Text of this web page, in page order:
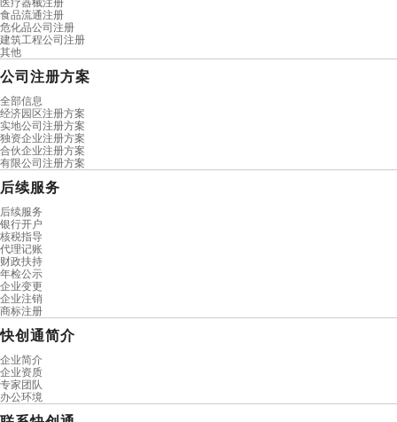
食品流通注册
危化品公司注册
建筑工程公司注册
其他
公司注册方案
全部信息
经济园区注册方案
实地公司注册方案
独资企业注册方案
合伙企业注册方案
有限公司注册方案
后续服务
后续服务
银行开户
核税指导
代理记账
财政扶持
年检公示
企业变更
企业注销
商标注册
快创通简介
企业简介
企业资质
专家团队
办公环境